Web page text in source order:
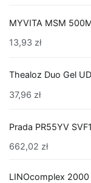
MYVITA MSM
13,93 zł
Thealoz Duo Gel
37,96 zł
Prada PR55YV
662,02 zł
LINOcomplex